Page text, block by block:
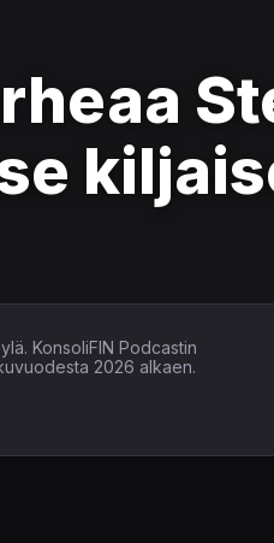
KonsoliFIN Podcastin
2026 alkaen.